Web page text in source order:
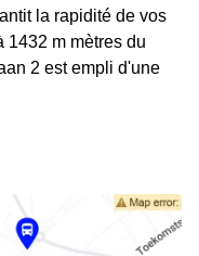
la rapidité de vos
1432 m mètres du
2 est empli d'une